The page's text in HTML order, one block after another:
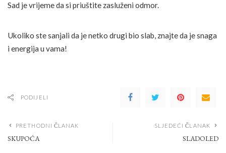
Sad je vrijeme da si priuštite zasluženi odmor.
Ukoliko ste sanjali da je netko drugi bio slab, znajte da je snaga
i energija u vama!
PODIJELI
PRETHODNI ČLANAK
SKUPOĆA
SLJEDEĆI ČLANAK
SLADOLED